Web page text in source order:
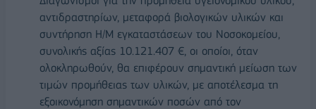
αντιδραστηρίων, μεταφορά βιολογικών υλικών και
συντήρηση Η/Μ εγκαταστάσεων του Νοσοκομείου,
συνολικής αξίας 10.121.407 €, οι οποίοι, όταν
ολοκληρωθούν, θα επιφέρουν σημαντική μείωση των
τιμών προμήθειας των υλικών, με αποτέλεσμα τη
εξοικονόμηση σημαντικών ποσών από τον